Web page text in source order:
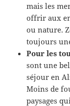
mais les
offrir aux
ou nature.
toujours
Pour les
sont une
séjour en
Moins de
paysages